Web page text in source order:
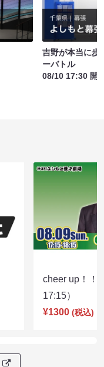
吉野が本当に歩
ーバトル
08/10 17:30 開
cheer up！
17:15）
¥1300 (税込)